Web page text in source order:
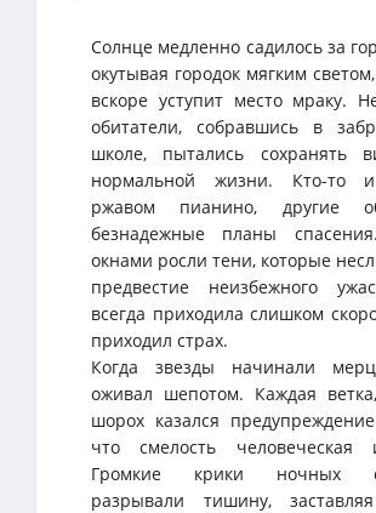
Солнце медленно садилось за
окутывая городок мягким
вскоре уступит место мраку.
обитатели, собравшись в
школе, пытались сохранять
нормальной жизни. Кто-то
ржавом пианино, другие
безнадежные планы
окнами росли тени, которые
предвестие неизбежного
всегда приходила слишком
приходил страх.
Когда звезды начинали
оживал шепотом. Каждая
шорох казался
что смелость человеческая
Громкие крики ночных
разрывали тишину,